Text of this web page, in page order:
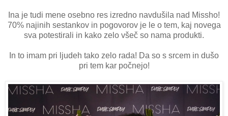
Ina je tudi mene osebno res izredno navdušila nad Missho!
70% najinih sestankov in pogovorov je le o tem, kaj novega
sva potestirali in kako zelo všeč so nama produkti.
In to imam pri ljudeh tako zelo rada! Da so s srcem in dušo
pri tem kar počnejo!